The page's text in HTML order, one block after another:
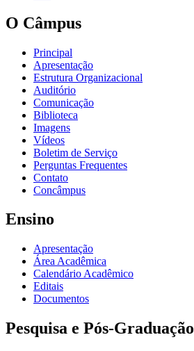
O Câmpus
Principal
Apresentação
Estrutura Organizacional
Auditório
Comunicação
Biblioteca
Imagens
Vídeos
Boletim de Serviço
Perguntas Frequentes
Contato
Concâmpus
Ensino
Apresentação
Área Acadêmica
Calendário Acadêmico
Editais
Documentos
Pesquisa e Pós-Graduação